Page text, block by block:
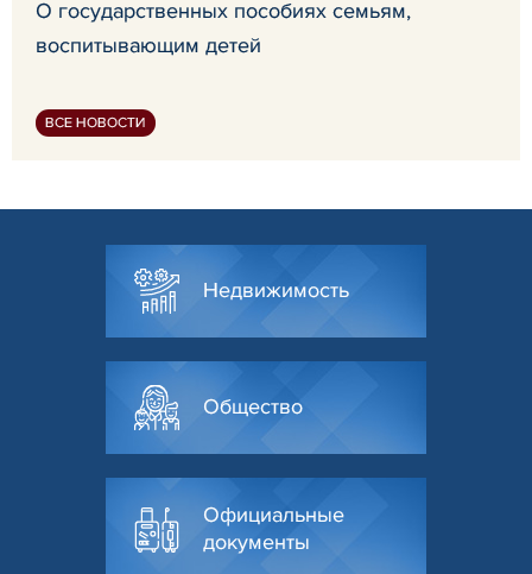
О государственных пособиях семьям,
воспитывающим детей
ВСЕ НОВОСТИ
Недвижимость
Общество
Официальные
документы